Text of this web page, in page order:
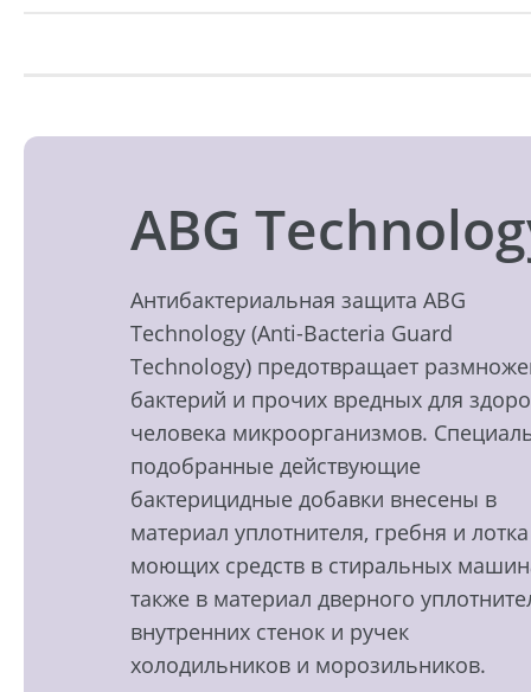
ABG
Антибактериальная защита ABG
Technology (Anti-Bacteria Guard
Technology) предотвращает
бактерий и прочих вредных для
человека микроорганизмов.
подобранные действующие
бактерицидные добавки внесены в
материал уплотнителя, гребня и
моющих средств в стиральных
также в материал дверного
внутренних стенок и ручек
холодильников и морозильников.